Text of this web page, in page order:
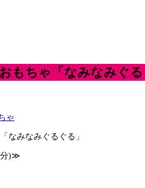
もちゃ「なみなみぐ
ゃ
分)≫